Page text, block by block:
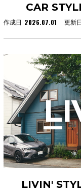
CAR
作成日 2026.07.01 更新日
LIVIN'
L